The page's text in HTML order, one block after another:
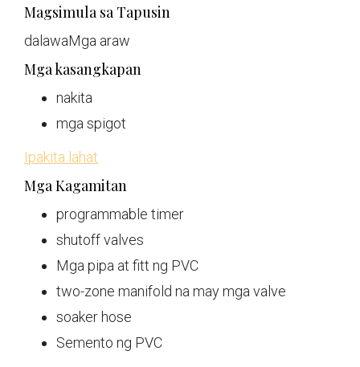
Magsimula sa Tapusin
dalawaMga araw
Mga kasangkapan
nakita
mga spigot
Ipakita lahat
Mga Kagamitan
programmable timer
shutoff valves
Mga pipa at fitt ng PVC
two-zone manifold na may mga valve
soaker hose
Semento ng PVC